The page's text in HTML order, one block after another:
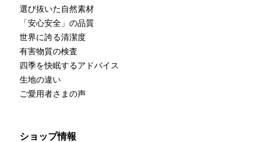
選び抜いた自然素材
「安心安全」の品質
世界に誇る清潔度
有害物質の検査
四季を快眠するアドバイス
生地の違い
ご愛用者さまの声
ショップ情報